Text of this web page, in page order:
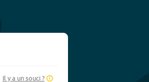
Il y a un souci ?